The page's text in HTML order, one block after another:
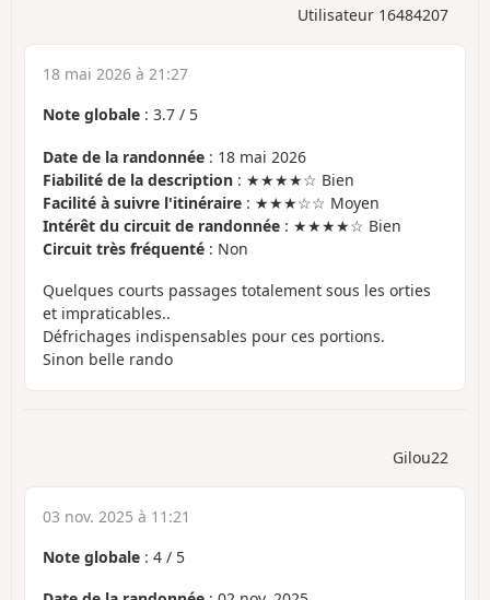
Utilisateur 16484207
18 mai 2026 à 21:27
Note globale : 3.7 / 5
Date de la randonnée : 18 mai 2026
Fiabilité de la description : ★★★★☆ Bien
Facilité à suivre l'itinéraire : ★★★☆☆ Moyen
Intérêt du circuit de randonnée : ★★★★☆ Bien
Circuit très fréquenté : Non
Quelques courts passages totalement sous les orties
et impraticables..
Défrichages indispensables pour ces portions.
Sinon belle rando
Gilou22
03 nov. 2025 à 11:21
Note globale : 4 / 5